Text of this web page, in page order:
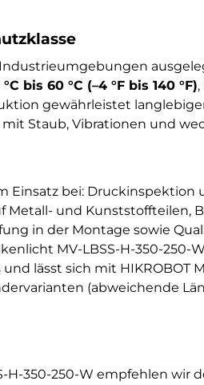
Industrieumgebungen
°C bis 60 °C (–4 °F bis 140 °F)
gewährleistet
Staub, Vibrationen und
Einsatz bei: Druckinspektion
und Kunststoffteilen,
in der Montage sowie
MV-LBSS-H-350-
lässt sich mit HIKROBOT
(abweichende
350-250-W empfehlen wir